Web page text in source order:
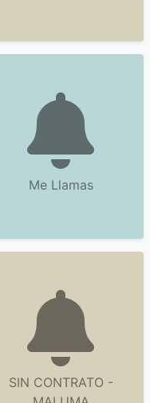
Me Llamas
SIN CONTRATO -